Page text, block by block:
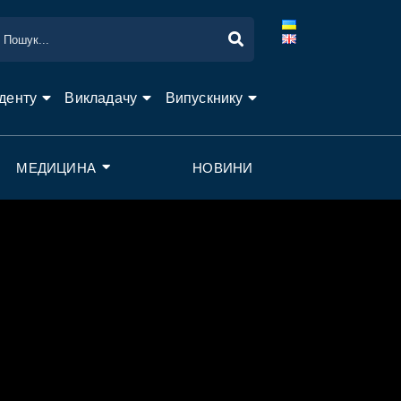
Викладачу Випускнику
МЕДИЦИНА НОВИНИ